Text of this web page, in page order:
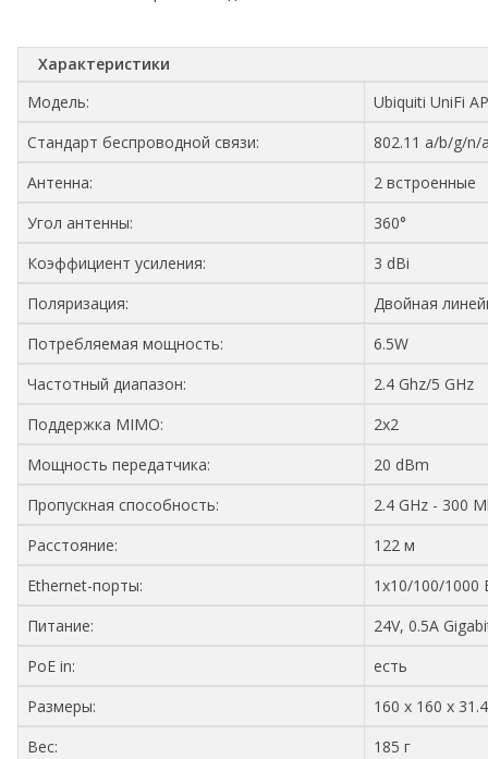
Характеристики
Модель:
Ubiquiti UniFi
Стандарт беспроводной связи:
802.11 a/b/g/n/
Антенна:
2 встроенные
Угол антенны:
360°
Коэффициент усиления:
3 dBi
Поляризация:
Двойная
Потребляемая мощность:
6.5W
Частотный диапазон:
2.4 Ghz/5 GHz
Поддержка MIMO:
2х2
Мощность передатчика:
20 dBm
Пропускная способность:
2.4 GHz - 300
Расстояние:
122 м
Ethernet-порты:
1х10/100/1000
Питание:
24V, 0.5A
PoE in:
есть
Размеры:
160 x 160 x
Вес:
185 г